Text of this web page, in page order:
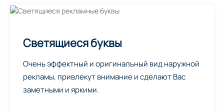
Светящиеся буквы
Очень эффектный и оригинальный вид наружной
рекламы, привлекут внимание и сделают Вас
заметными и яркими.